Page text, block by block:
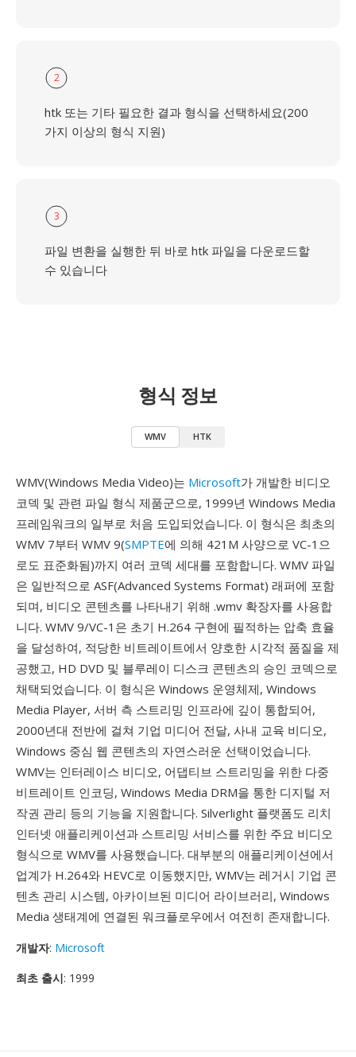
2
htk 또는 기타 필요한 결과 형식을 선택하세요(200
가지 이상의 형식 지원)
3
파일 변환을 실행한 뒤 바로 htk 파일을 다운로드할
수 있습니다
형식 정보
WMV HTK
WMV(Windows Media Video)는 Microsoft가 개발한 비디오
코덱 및 관련 파일 형식 제품군으로, 1999년 Windows Media
프레임워크의 일부로 처음 도입되었습니다. 이 형식은 최초의
WMV 7부터 WMV 9(SMPTE에 의해 421M 사양으로 VC-1으
로도 표준화됨)까지 여러 코덱 세대를 포함합니다. WMV 파일
은 일반적으로 ASF(Advanced Systems Format) 래퍼에 포함
되며, 비디오 콘텐츠를 나타내기 위해 .wmv 확장자를 사용합
니다. WMV 9/VC-1은 초기 H.264 구현에 필적하는 압축 효율
을 달성하여, 적당한 비트레이트에서 양호한 시각적 품질을 제
공했고, HD DVD 및 블루레이 디스크 콘텐츠의 승인 코덱으로
채택되었습니다. 이 형식은 Windows 운영체제, Windows
Media Player, 서버 측 스트리밍 인프라에 깊이 통합되어,
2000년대 전반에 걸쳐 기업 미디어 전달, 사내 교육 비디오,
Windows 중심 웹 콘텐츠의 자연스러운 선택이었습니다.
WMV는 인터레이스 비디오, 어댑티브 스트리밍을 위한 다중
비트레이트 인코딩, Windows Media DRM을 통한 디지털 저
작권 관리 등의 기능을 지원합니다. Silverlight 플랫폼도 리치
인터넷 애플리케이션과 스트리밍 서비스를 위한 주요 비디오
형식으로 WMV를 사용했습니다. 대부분의 애플리케이션에서
업계가 H.264와 HEVC로 이동했지만, WMV는 레거시 기업 콘
텐츠 관리 시스템, 아카이브된 미디어 라이브러리, Windows
Media 생태계에 연결된 워크플로우에서 여전히 존재합니다.
개발자: Microsoft
최초 출시: 1999